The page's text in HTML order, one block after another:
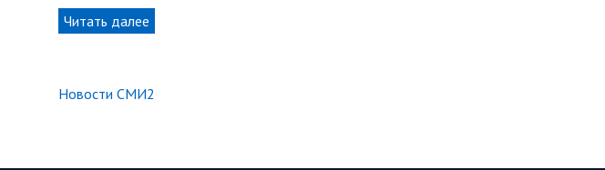
Читать далее
Новости СМИ2